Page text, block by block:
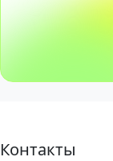
Контакты